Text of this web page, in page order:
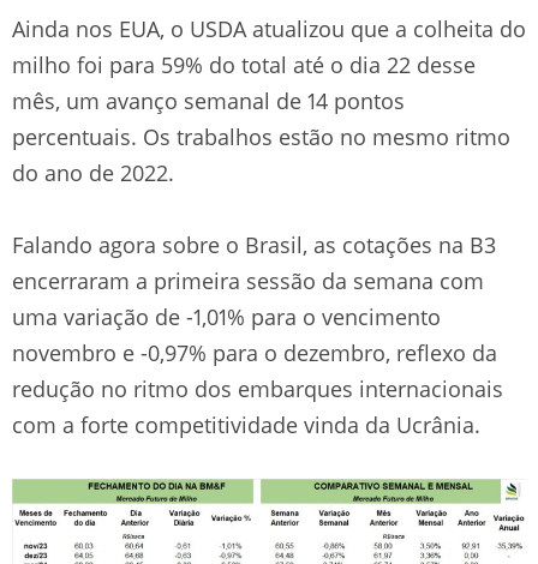
Ainda nos EUA, o USDA atualizou que a colheita do
milho foi para 59% do total até o dia 22 desse
mês, um avanço semanal de 14 pontos
percentuais. Os trabalhos estão no mesmo ritmo
do ano de 2022.
Falando agora sobre o Brasil, as cotações na B3
encerraram a primeira sessão da semana com
uma variação de -1,01% para o vencimento
novembro e -0,97% para o dezembro, reflexo da
redução no ritmo dos embarques internacionais
com a forte competitividade vinda da Ucrânia.